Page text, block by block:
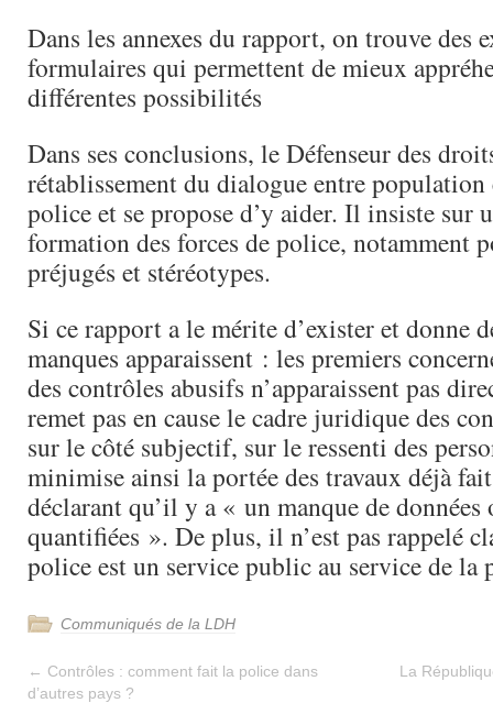
Dans les annexes du rapport, on trouve des
formulaires qui permettent de mieux
différentes possibilités
Dans ses conclusions, le Défenseur des
rétablissement du dialogue entre population
police et se propose d’y aider. Il insiste sur
formation des forces de police, notamment
préjugés et stéréotypes.
Si ce rapport a le mérite d’exister et donne
manques apparaissent : les premiers
des contrôles abusifs n’apparaissent pas
remet pas en cause le cadre juridique des
sur le côté subjectif, sur le ressenti des
minimise ainsi la portée des travaux déjà
déclarant qu’il y a « un manque de données
quantifiées ». De plus, il n’est pas rappelé
police est un service public au service de la
Communiqués de la LDH
← Contrôles : comment fait la police dans
d’autres pays ?
La